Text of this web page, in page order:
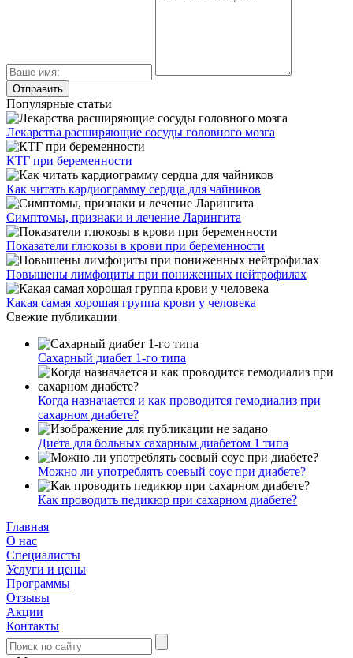
Популярные статьи
Лекарства расширяющие сосуды головного мозга
КТГ при беременности
Как читать кардиограмму сердца для чайников
Симптомы, признаки и лечение Ларингита
Показатели глюкозы в крови при беременности
Повышены лимфоциты при пониженных нейтрофилах
Какая самая хорошая группа крови у человека
Свежие публикации
Сахарный диабет 1-го типа
Когда назначается и как проводится гемодиализ при
сахарном диабете?
Диета для больных сахарным диабетом 1 типа
Можно ли употреблять соевый соус при диабете?
Как проводить педикюр при сахарном диабете?
Главная
О нас
Cпециалисты
Услуги и цены
Программы
Отзывы
Акции
Контакты